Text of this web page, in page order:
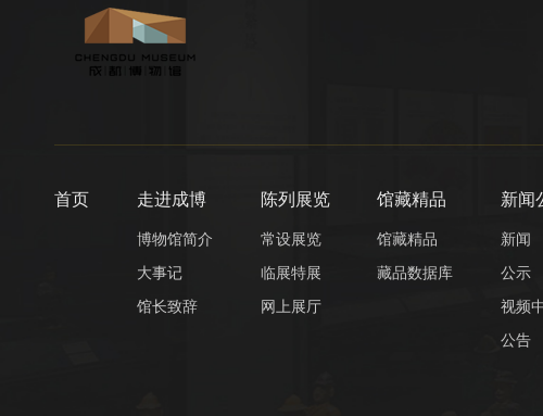
首页 走进成博
博物馆简介
大事记
馆长致辞
陈列展览
常设展览
临展特展
网上展厅
馆藏精品
馆藏精品
藏品数据库
新闻
新闻
公示
视频
公告